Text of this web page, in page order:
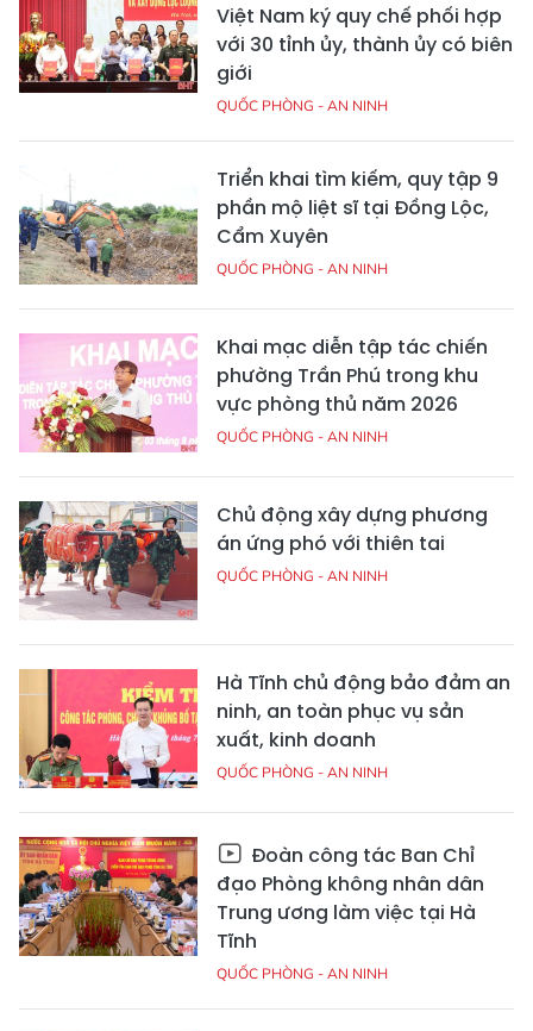
Việt Nam ký quy chế phối hợp
với 30 tỉnh ủy, thành ủy có biên
giới
QUỐC PHÒNG - AN NINH
Triển khai tìm kiếm, quy tập 9
phần mộ liệt sĩ tại Đồng Lộc,
Cẩm Xuyên
QUỐC PHÒNG - AN NINH
Khai mạc diễn tập tác chiến
phường Trần Phú trong khu
vực phòng thủ năm 2026
QUỐC PHÒNG - AN NINH
Chủ động xây dựng phương
án ứng phó với thiên tai
QUỐC PHÒNG - AN NINH
Hà Tĩnh chủ động bảo đảm an
ninh, an toàn phục vụ sản
xuất, kinh doanh
QUỐC PHÒNG - AN NINH
Đoàn công tác Ban Chỉ
đạo Phòng không nhân dân
Trung ương làm việc tại Hà
Tĩnh
QUỐC PHÒNG - AN NINH